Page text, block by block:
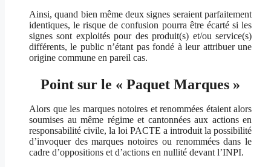
Ainsi, quand bien même deux signes seraient parfaitement
identiques, le risque de confusion pourra être écarté si les
signes sont exploités pour des produit(s) et/ou service(s)
différents, le public n’étant pas fondé à leur attribuer une
origine commune en pareil cas.
Point sur le « Paquet Marques »
Alors que les marques notoires et renommées étaient alors
soumises au même régime et cantonnées aux actions en
responsabilité civile, la loi PACTE a introduit la possibilité
d’invoquer des marques notoires ou renommées dans le
cadre d’oppositions et d’actions en nullité devant l’INPI.